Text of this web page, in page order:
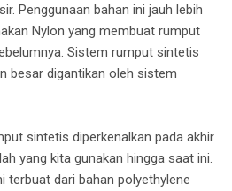
Penggunaan bahan ini jauh lebih
Nylon yang membuat rumput
Sistem rumput sintetis
besar digantikan oleh sistem
sintetis diperkenalkan pada akhir
yang kita gunakan hingga saat ini.
terbuat dari bahan polyethylene